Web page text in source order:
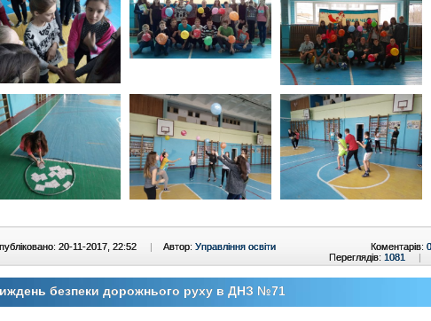
20-11-2017, 22:52 Автор: Управління освіти Коментарів: 0
Переглядів: 1081
безпеки дорожнього руху в ДНЗ №71